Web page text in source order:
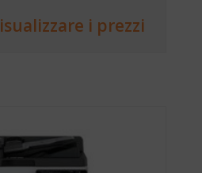
i prezzi